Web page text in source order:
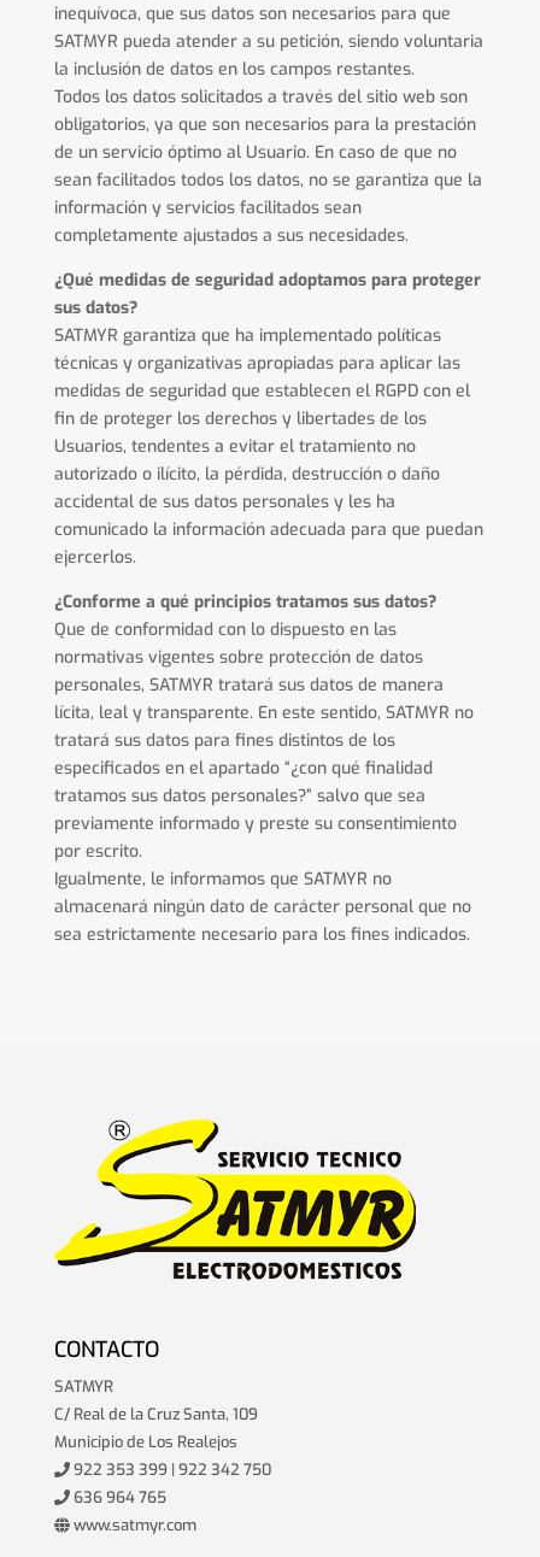
inequívoca, que sus datos son necesarios para que
SATMYR pueda atender a su petición, siendo voluntaria
la inclusión de datos en los campos restantes.
Todos los datos solicitados a través del sitio web son
obligatorios, ya que son necesarios para la prestación
de un servicio óptimo al Usuario. En caso de que no
sean facilitados todos los datos, no se garantiza que la
información y servicios facilitados sean
completamente ajustados a sus necesidades.
¿Qué medidas de seguridad adoptamos para proteger
sus datos?
SATMYR garantiza que ha implementado políticas
técnicas y organizativas apropiadas para aplicar las
medidas de seguridad que establecen el RGPD con el
fin de proteger los derechos y libertades de los
Usuarios, tendentes a evitar el tratamiento no
autorizado o ilícito, la pérdida, destrucción o daño
accidental de sus datos personales y les ha
comunicado la información adecuada para que puedan
ejercerlos.
¿Conforme a qué principios tratamos sus datos?
Que de conformidad con lo dispuesto en las
normativas vigentes sobre protección de datos
personales, SATMYR tratará sus datos de manera
lícita, leal y transparente. En este sentido, SATMYR no
tratará sus datos para fines distintos de los
especificados en el apartado “¿con qué finalidad
tratamos sus datos personales?” salvo que sea
previamente informado y preste su consentimiento
por escrito.
Igualmente, le informamos que SATMYR no
almacenará ningún dato de carácter personal que no
sea estrictamente necesario para los fines indicados.
CONTACTO
SATMYR
C/ Real de la Cruz Santa, 109
Municipio de Los Realejos
922 353 399 | 922 342 750
636 964 765
www.satmyr.com